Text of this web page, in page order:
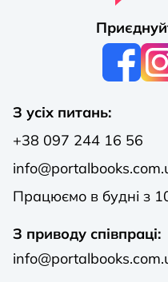
З усіх питань:
+38 097 244 16 56
Працюємо в будні з
З приводу співпраці: